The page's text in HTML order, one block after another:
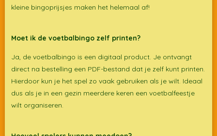
kleine bingoprijsjes maken het helemaal af!
Moet ik de voetbalbingo zelf printen?
Ja, de voetbalbingo is een digitaal product. Je ontvangt
direct na bestelling een PDF-bestand dat je zelf kunt printen.
Hierdoor kun je het spel zo vaak gebruiken als je wilt. Ideaal
dus als je in een gezin meerdere keren een voetbalfeestje
wilt organiseren.